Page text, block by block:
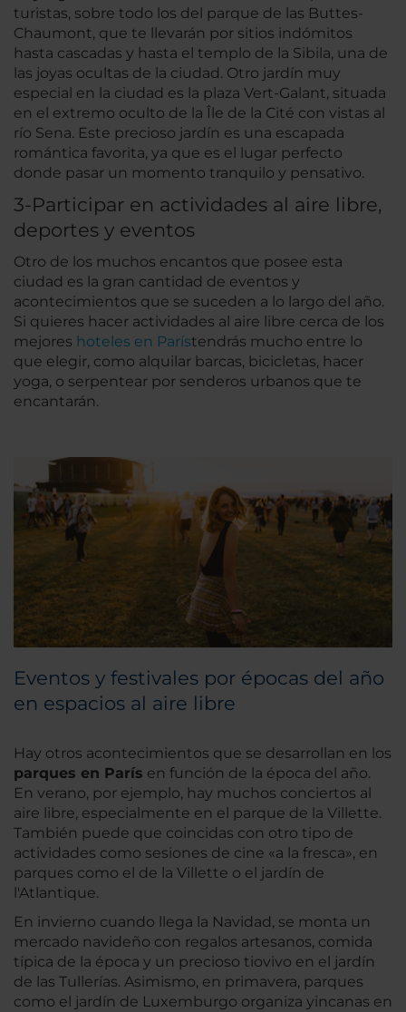
turistas, sobre todo los del parque de las Buttes-
Chaumont, que te llevarán por sitios indómitos
hasta cascadas y hasta el templo de la Sibila, una de
las joyas ocultas de la ciudad. Otro jardín muy
especial en la ciudad es la plaza Vert-Galant, situada
en el extremo oculto de la Île de la Cité con vistas al
río Sena. Este precioso jardín es una escapada
romántica favorita, ya que es el lugar perfecto
donde pasar un momento tranquilo y pensativo.
3-Participar en actividades al aire libre,
deportes y eventos
Otro de los muchos encantos que posee esta
ciudad es la gran cantidad de eventos y
acontecimientos que se suceden a lo largo del año.
Si quieres hacer actividades al aire libre cerca de los
mejores hoteles en Parístendrás mucho entre lo
que elegir, como alquilar barcas, bicicletas, hacer
yoga, o serpentear por senderos urbanos que te
encantarán.
Eventos y festivales por épocas del año
en espacios al aire libre
Hay otros acontecimientos que se desarrollan en los
parques en París en función de la época del año.
En verano, por ejemplo, hay muchos conciertos al
aire libre, especialmente en el parque de la Villette.
También puede que coincidas con otro tipo de
actividades como sesiones de cine «a la fresca», en
parques como el de la Villette o el jardín de
l'Atlantique.
En invierno cuando llega la Navidad, se monta un
mercado navideño con regalos artesanos, comida
típica de la época y un precioso tiovivo en el jardín
de las Tullerías. Asimismo, en primavera, parques
como el jardín de Luxemburgo organiza yincanas en